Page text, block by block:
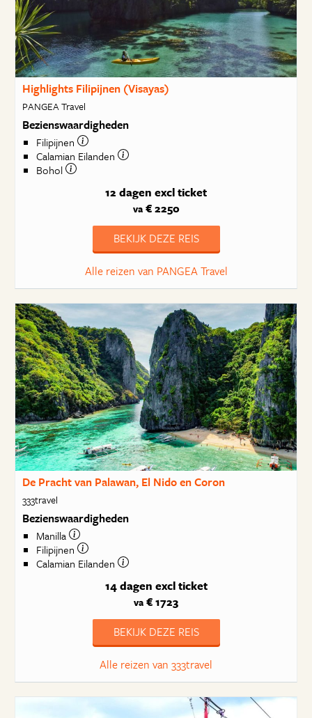
Highlights Filipijnen (Visayas)
PANGEA Travel
Bezienswaardigheden
Filipijnen
Calamian Eilanden
Bohol
12 dagen excl ticket
va€ 2250
BEKIJK DEZE REIS
Alle reizen van PANGEA Travel
De Pracht van Palawan, El Nido en Coron
333travel
Bezienswaardigheden
Manilla
Filipijnen
Calamian Eilanden
14 dagen excl ticket
va € 1723
BEKIJK DEZE REIS
Alle reizen van 333travel